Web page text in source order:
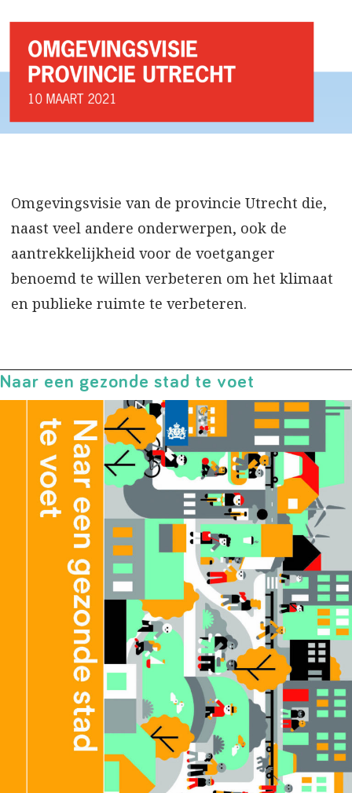
Omgevingsvisie van de provincie Utrecht die,
naast veel andere onderwerpen, ook de
aantrekkelijkheid voor de voetganger
benoemd te willen verbeteren om het klimaat
en publieke ruimte te verbeteren.
Naar een gezonde stad te voet